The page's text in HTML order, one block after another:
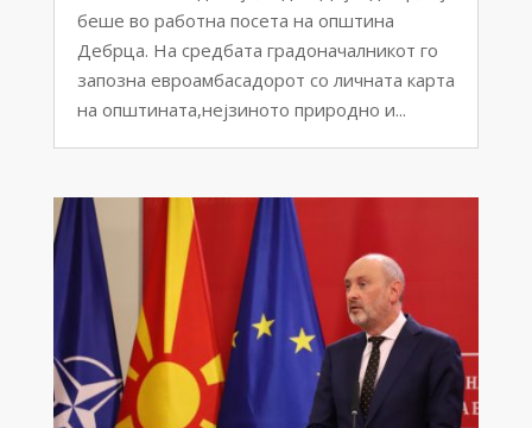
беше во работна посета на општина
Дебрца. На средбата градоначалникот го
запозна евроамбасадорот со личната карта
на општината,нејзиното природно и...